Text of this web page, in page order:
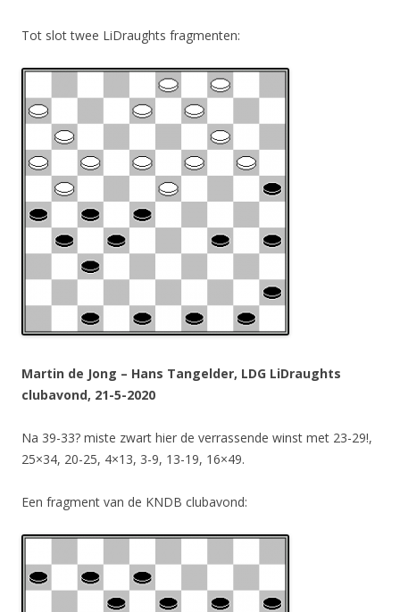
Tot slot twee LiDraughts fragmenten:
Martin de Jong – Hans Tangelder, LDG LiDraughts
clubavond, 21-5-2020
Na 39-33? miste zwart hier de verrassende winst met 23-29!,
25×34, 20-25, 4×13, 3-9, 13-19, 16×49.
Een fragment van de KNDB clubavond: